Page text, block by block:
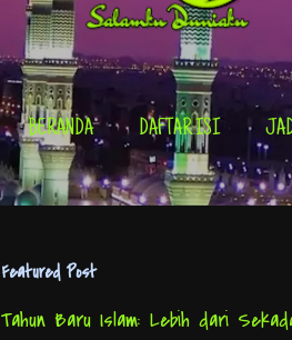
BERANDA DAFTAR ISI
Featured Post
Tahun Baru Islam: Lebih dari